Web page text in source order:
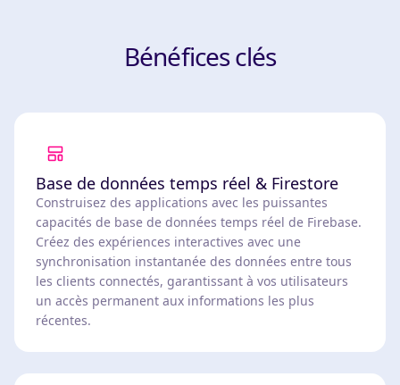
Bénéfices clés
Base de données temps réel & Firestore
Construisez des applications avec les puissantes
capacités de base de données temps réel de Firebase.
Créez des expériences interactives avec une
synchronisation instantanée des données entre tous
les clients connectés, garantissant à vos utilisateurs
un accès permanent aux informations les plus
récentes.